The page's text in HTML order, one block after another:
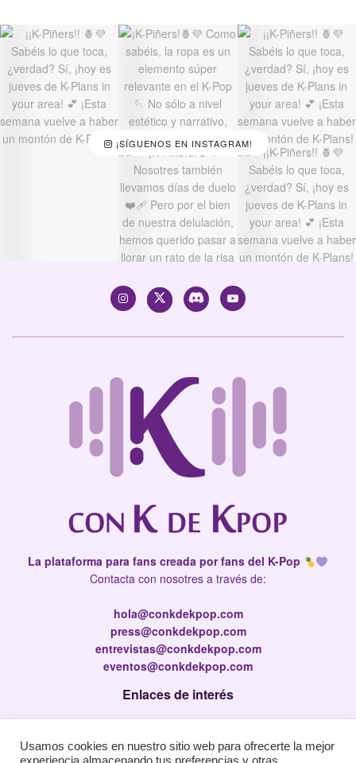
¡SÍGUENOS EN INSTAGRAM!
La plataforma para fans creada por fans del K-Pop
Contacta con nosotres a través de:
hola@conkdekpop.com
press@conkdekpop.com
entrevistas@conkdekpop.com
eventos@conkdekpop.com
Enlaces de interés
Política de privacidad
Usamos cookies en nuestro sitio web para ofrecerte la mejor